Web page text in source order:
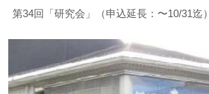
第34回「研究会」（申込延長：〜10/31迄）